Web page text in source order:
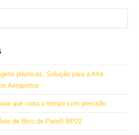
plásticas: Solução para a Alta
Aeroportos
que corta o tempo com precisão
de Bico de Pato® BP22